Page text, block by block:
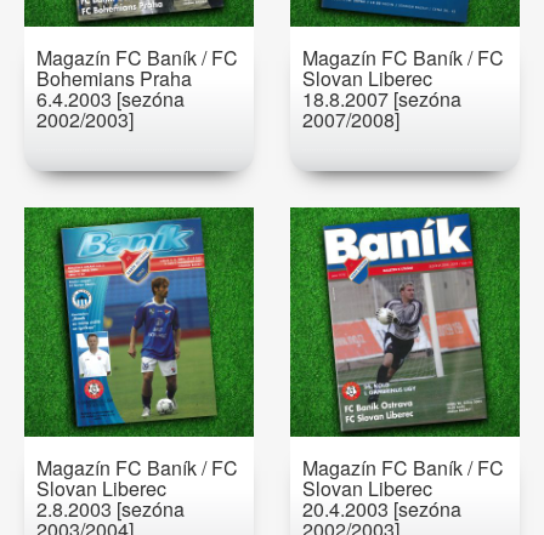
Magazín FC Baník / FC
Bohemians Praha
6.4.2003 [sezóna
2002/2003]
Magazín FC Baník / FC
Slovan Liberec
18.8.2007 [sezóna
2007/2008]
Magazín FC Baník / FC
Slovan Liberec
2.8.2003 [sezóna
Magazín FC Baník / FC
Slovan Liberec
20.4.2003 [sezóna